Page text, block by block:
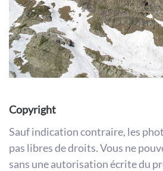
Copyright
Sauf indication contraire, les
pas libres de droits. Vous ne
sans une autorisation écrite du